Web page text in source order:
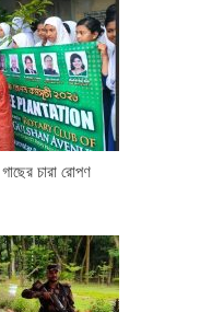
চারা রোপণ